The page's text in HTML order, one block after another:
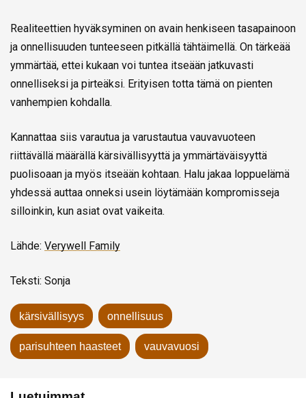
Realiteettien hyväksyminen on avain henkiseen tasapainoon
ja onnellisuuden tunteeseen pitkällä tähtäimellä. On tärkeää
ymmärtää, ettei kukaan voi tuntea itseään jatkuvasti
onnelliseksi ja pirteäksi. Erityisen totta tämä on pienten
vanhempien kohdalla.
Kannattaa siis varautua ja varustautua vauvavuoteen
riittävällä määrällä kärsivällisyyttä ja ymmärtäväisyyttä
puolisoaan ja myös itseään kohtaan. Halu jakaa loppuelämä
yhdessä auttaa onneksi usein löytämään kompromisseja
silloinkin, kun asiat ovat vaikeita.
Lähde: Verywell Family
Teksti: Sonja
kärsivällisyys onnellisuus
parisuhteen haasteet vauvavuosi